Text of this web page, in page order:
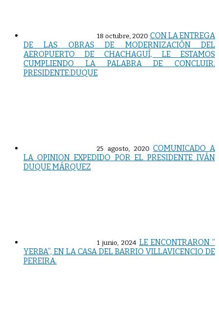
18 octubre, 2020 CON LA ENTREGA
DE LAS OBRAS DE MODERNIZACIÓN DEL
AEROPUERTO DE CHACHAGUÍ, LE ESTAMOS
CUMPLIENDO LA PALABRA DE CONCLUIR.
PRESIDENTE:DUQUE
25 agosto, 2020 COMUNICADO A
LA OPINION EXPEDIDO POR EL PRESIDENTE IVÁN
DUQUE MÁRQUEZ
1 junio, 2024 LE ENCONTRARON “
YERBA”, EN LA CASA DEL BARRIO VILLAVICENCIO DE
PEREIRA.